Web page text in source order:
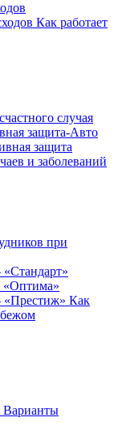
Как работает
случая
защита-Авто
защита
и заболеваний
при
«Оптима»
«Престиж» Как
Варианты